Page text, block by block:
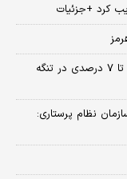
کرد +جزئیات
رویترز: ایران و عمان برای تعیین تعرفه ترانزیت ۳ تا ۷ درصدی در تنگه
نظام پرستاری: